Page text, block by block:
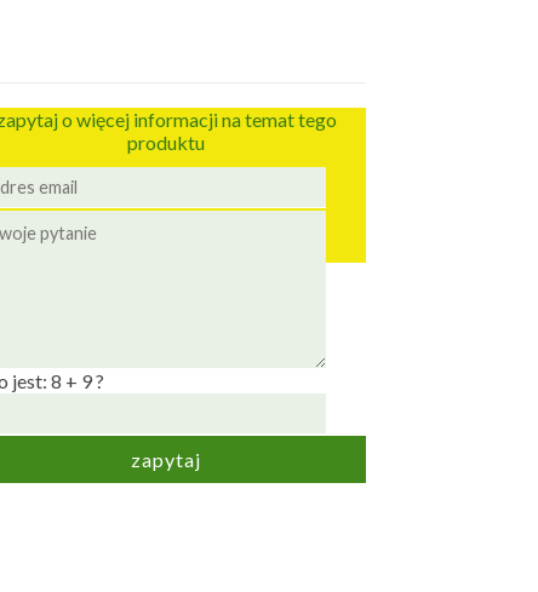
o więcej informacji na temat tego
produktu
jest: 8 + 9 ?